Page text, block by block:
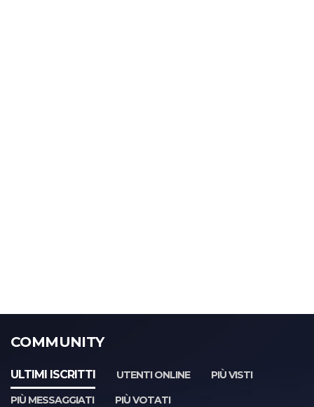
COMMUNITY
ULTIMI ISCRITTI UTENTI ONLINE
PIÙ VISTI
PIÙ MESSAGGIATI
PIÙ VOTATI